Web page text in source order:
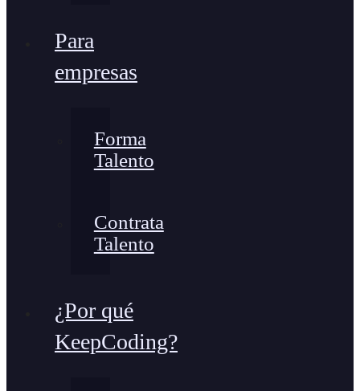
Para
empresas
Forma
Talento
Contrata
Talento
¿Por qué
KeepCoding?